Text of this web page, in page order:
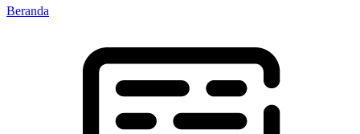
Beranda